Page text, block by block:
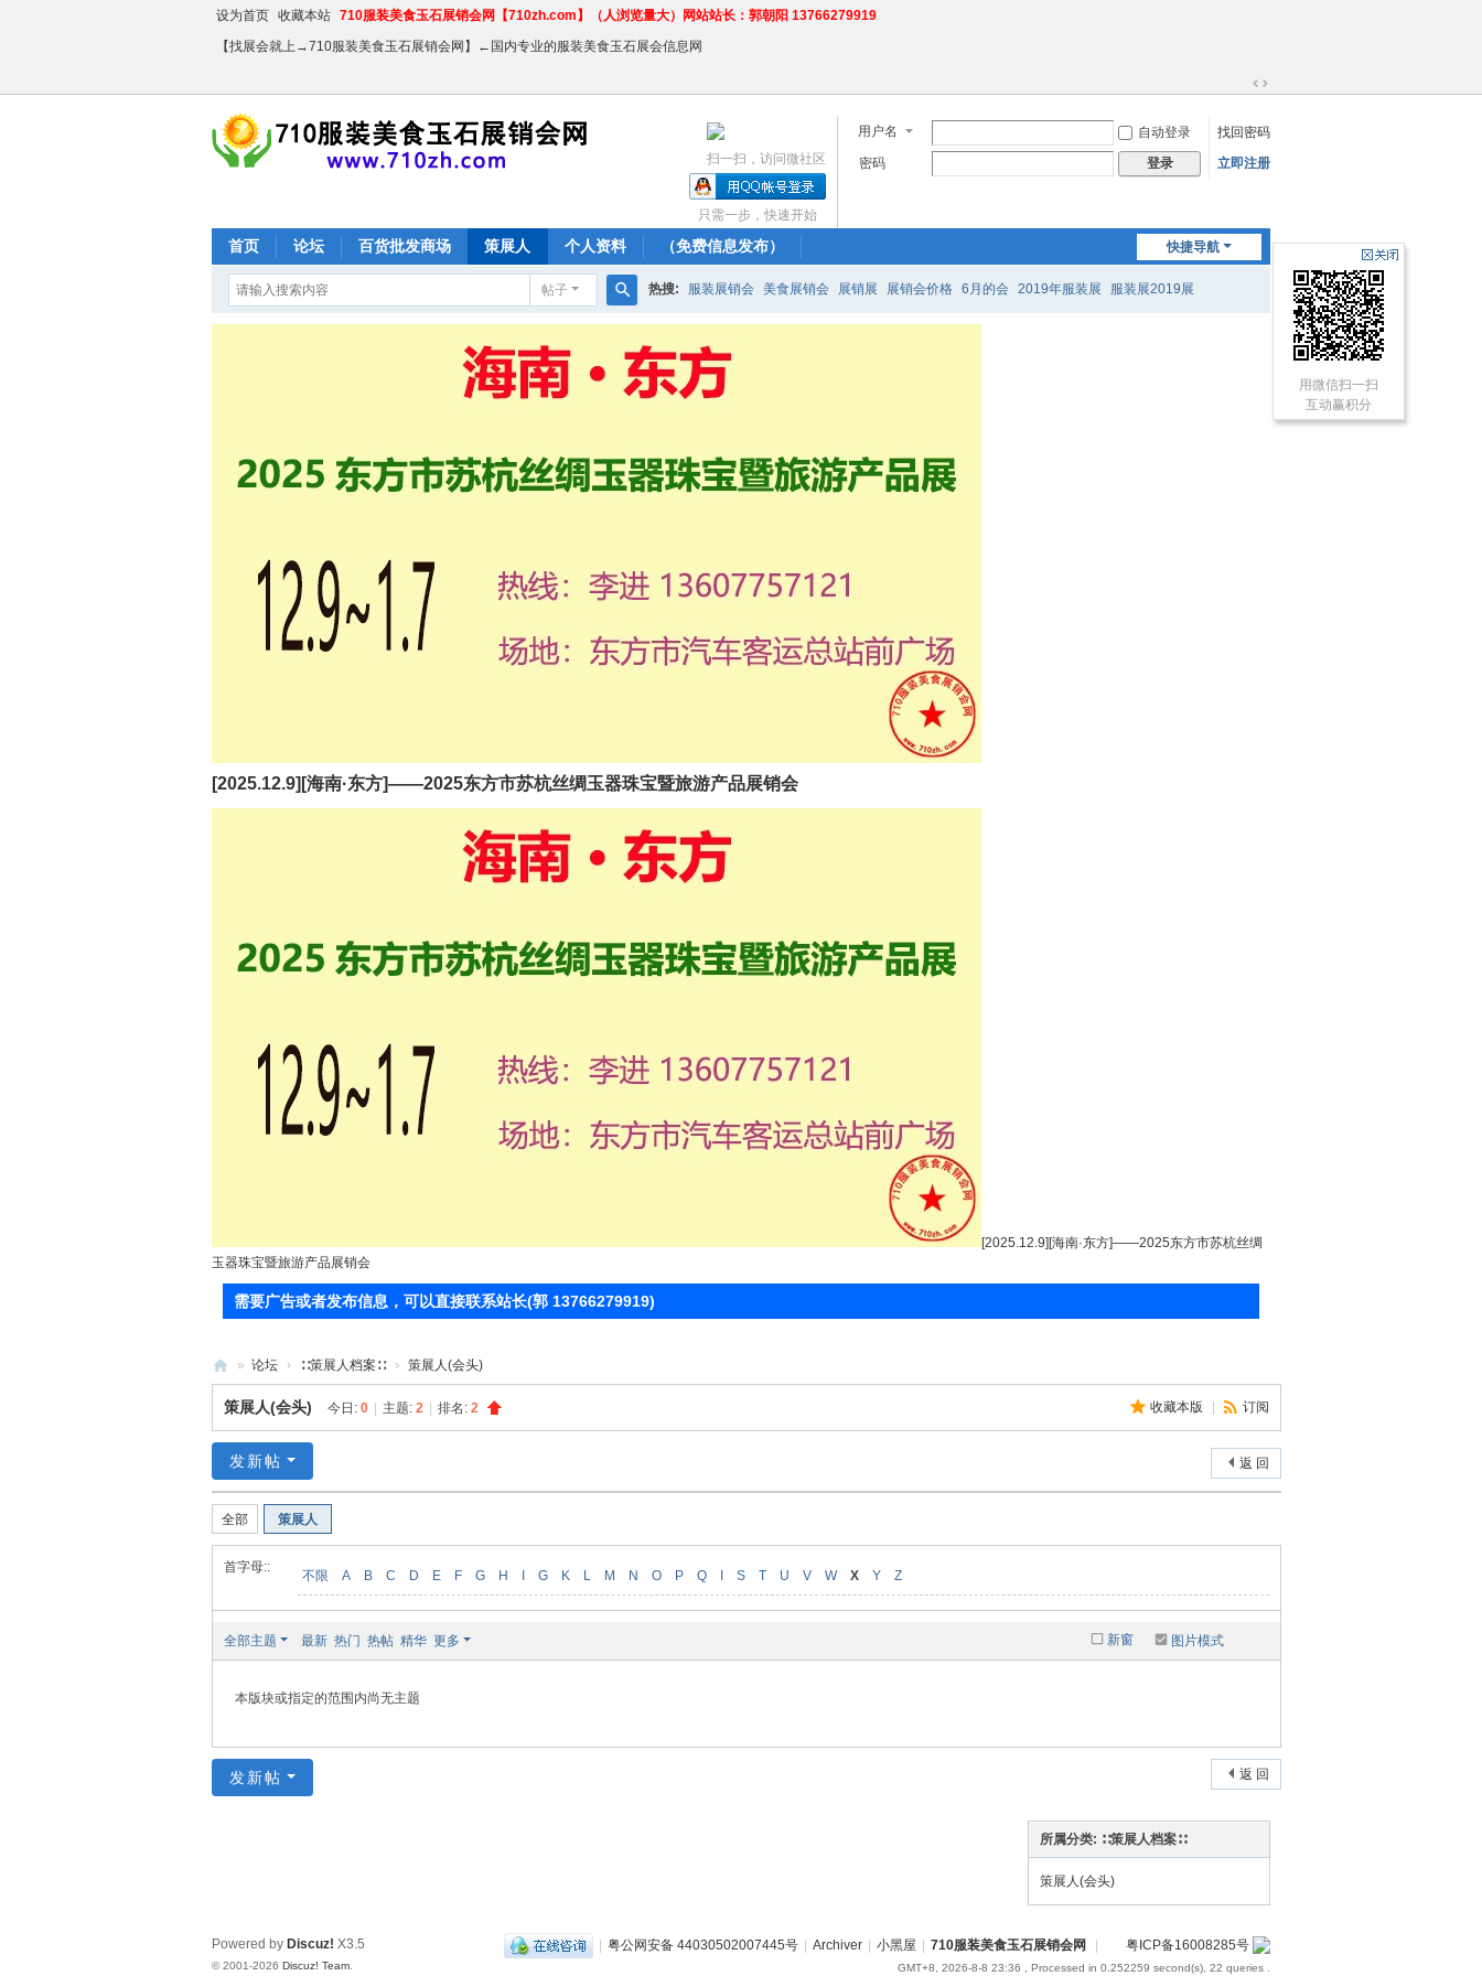
设为首页 收藏本站 710服装美食玉石展销会网【710zh.com】（人浏览量大）网站站长：郭朝阳 13766279919
【找展会就上→710服装美食玉石展销会网】←国内专业的服装美食玉石展会信息网
换
到
宽
用户名 自动登录
找回密码
密码
登录 立即注册
扫一扫，访问微社区
只需一步，快速开始
快捷导航
首页 论坛 百货批发商场 策展人 个人资料 （免费信息发布）
帖子
搜
索
热搜: 服装展销会 美食展销会 展销展 展销会价格 6月的会 2019年服装展 服装展2019展
[2025.12.9][海南·东方]——2025东方市苏杭丝绸玉器珠宝暨旅游产品展销会
[2025.12.9][海南·东方]——2025东方市苏杭丝绸
玉器珠宝暨旅游产品展销会
需要广告或者发布信息，可以直接联系站长(郭 13766279919)
71
0
装
美
食
网
» 论坛 › ∷策展人档案∷ › 策展人(会头)
收藏本版 | 订阅
策展人(会头) 今日: 0 | 主题: 2 | 排名: 2
返 回
发新帖
全部 策展人
首字母::
不限 A B C D E F G H I G K L M N O P Q I S T U V W X Y Z
新窗
全部主题 最新 热门 热帖 精华 更多 图片模式
本版块或指定的范围内尚无主题
返 回
发新帖
所属分类: ∷策展人档案∷
策展人(会头)
用微信扫一扫
互动赢积分
| 粤公网安备 44030502007445号 | Archiver | 小黑屋 | 710服装美食玉石展销会网 | 粤ICP备16008285号
GMT+8, 2026-8-8 23:36 , Processed in 0.252259 second(s), 22 queries .
Powered by Discuz! X3.5
© 2001-2026 Discuz! Team